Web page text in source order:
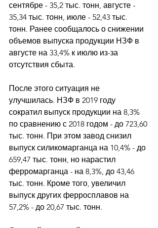
сентябре - 35,2 тыс. тонн, августе -
35,34 тыс. тонн, июле - 52,43 тыс.
тонн. Ранее сообщалось о снижении
объемов выпуска продукции НЗФ в
августе на 33,4% к июлю из-за
отсутствия сбыта.
После этого ситуация не
улучшилась. НЗФ в 2019 году
сократил выпуск продукции на 8,3%
по сравнению с 2018 годом - до 723,60
тыс. тонн. При этом завод снизил
выпуск силикомарганца на 10,4% - до
659,47 тыс. тонн, но нарастил
ферромарганца - на 8,3%, до 43,46
тыс. тонн. Кроме того, увеличил
выпуск других ферросплавов на
57,2% - до 20,67 тыс. тонн.